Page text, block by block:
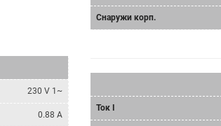
230 V 1~
0.88 A
Снаружи корп.
Ток I